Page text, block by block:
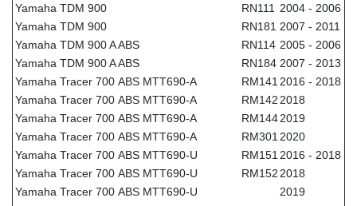
Yamaha TDM 900
RN111
2004 - 2006
Yamaha TDM 900
RN181 2007 - 2011
Yamaha TDM 900 A ABS
RN114 2005 - 2006
Yamaha TDM 900 A ABS
RN184 2007 - 2013
Yamaha Tracer 700 ABS MTT690-A
RM141 2016 - 2018
Yamaha Tracer 700 ABS MTT690-A
RM142 2018
Yamaha Tracer 700 ABS MTT690-A
RM1442019
Yamaha Tracer 700 ABS MTT690-A
RM301 2020
Yamaha Tracer 700 ABS MTT690-U
RM151 2016 - 2018
Yamaha Tracer 700 ABS MTT690-U
RM152 2018
Yamaha Tracer 700 ABS MTT690-U
2019